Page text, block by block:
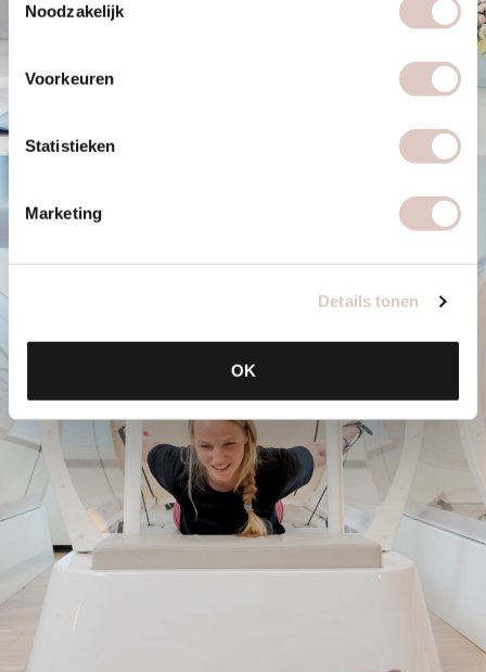
Noodzakelijk
Voorkeuren
Statistieken
Marketing
Details tonen
OK